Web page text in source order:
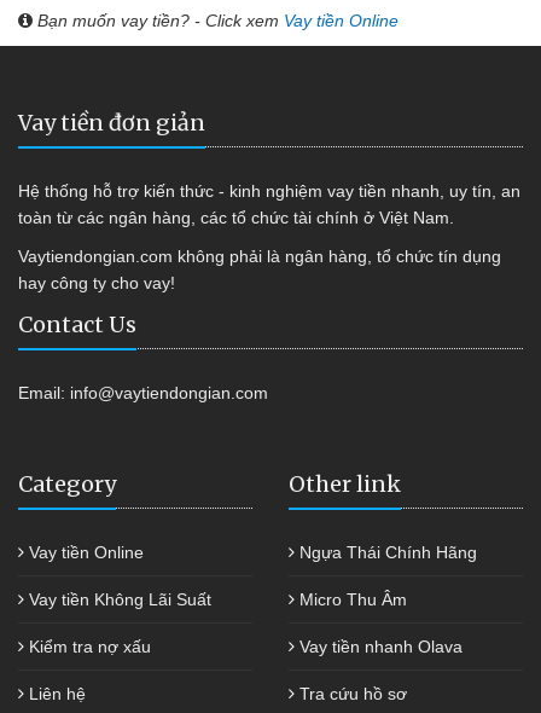
Bạn muốn vay tiền? - Click xem Vay tiền Online
Vay tiền đơn giản
Hệ thống hỗ trợ kiến thức - kinh nghiệm vay tiền nhanh, uy tín, an
toàn từ các ngân hàng, các tổ chức tài chính ở Việt Nam.
Vaytiendongian.com không phải là ngân hàng, tổ chức tín dụng
hay công ty cho vay!
Contact Us
Email: info@vaytiendongian.com
Category
Vay tiền Online
Vay tiền Không Lãi Suất
Kiểm tra nợ xấu
Liên hệ
Other link
Ngựa Thái Chính Hãng
Micro Thu Âm
Vay tiền nhanh Olava
Tra cứu hồ sơ